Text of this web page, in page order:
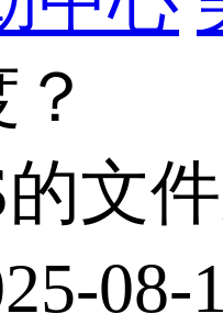
文
08-